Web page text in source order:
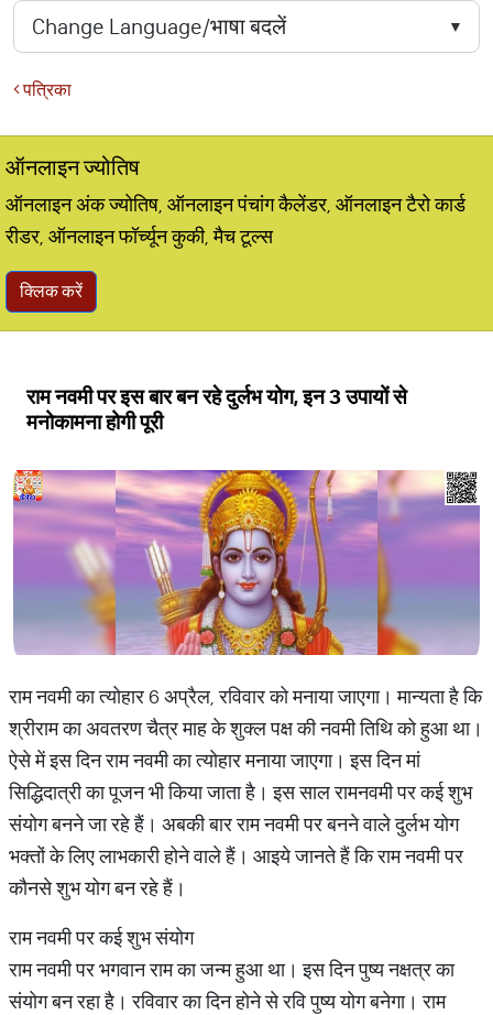
पत्रिका
ऑनलाइन ज्योतिष
ऑनलाइन अंक ज्योतिष, ऑनलाइन पंचांग कैलेंडर, ऑनलाइन टैरो कार्ड
रीडर, ऑनलाइन फॉर्च्यून कुकी, मैच टूल्स
क्लिक करें
राम नवमी पर इस बार बन रहे दुर्लभ योग, इन 3 उपायों से
मनोकामना होगी पूरी
राम नवमी का त्योहार 6 अप्रैल, रविवार को मनाया जाएगा। मान्यता है कि
श्रीराम का अवतरण चैत्र माह के शुक्ल पक्ष की नवमी तिथि को हुआ था।
ऐसे में इस दिन राम नवमी का त्योहार मनाया जाएगा। इस दिन मां
सिद्धिदात्री का पूजन भी किया जाता है। इस साल रामनवमी पर कई शुभ
संयोग बनने जा रहे हैं। अबकी बार राम नवमी पर बनने वाले दुर्लभ योग
भक्तों के लिए लाभकारी होने वाले हैं। आइये जानते हैं कि राम नवमी पर
कौनसे शुभ योग बन रहे हैं।
राम नवमी पर कई शुभ संयोग
राम नवमी पर भगवान राम का जन्म हुआ था। इस दिन पुष्य नक्षत्र का
संयोग बन रहा है। रविवार का दिन होने से रवि पुष्य योग बनेगा। राम